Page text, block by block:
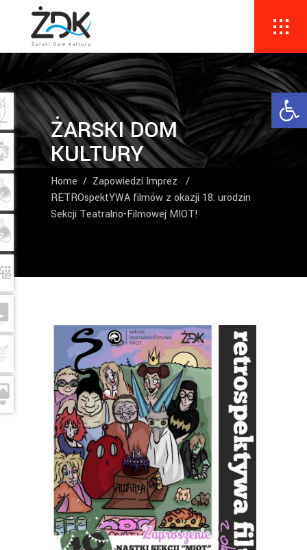
ŻARSKI DOM
KULTURY
Home / Zapowiedzi Imprez
/
RETROspektYWA filmów z okazji 18. urodzin
Sekcji Teatralno-Filmowej MIOT!